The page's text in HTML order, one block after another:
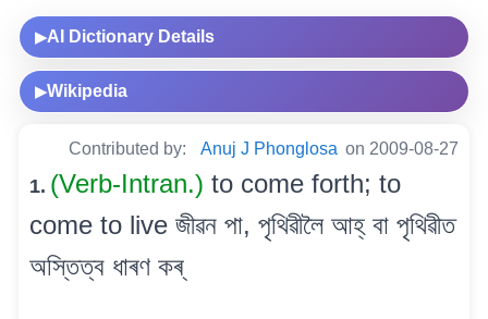
▶AI Dictionary Details
▶Wikipedia
Contributed by: Anuj J Phonglosa on 2009-08-27
1. (Verb-Intran.) to come forth; to
come to live জীৱন পা, পৃথিৱীলৈ আহ্ বা পৃথিৱীত
অস্তিত্ব ধাৰণ কৰ্